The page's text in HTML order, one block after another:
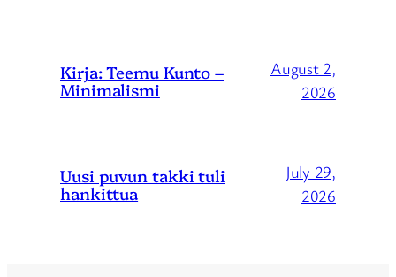
Kirja: Teemu Kunto –
Minimalismi
August 2,
2026
Uusi puvun takki tuli
hankittua
July 29,
2026